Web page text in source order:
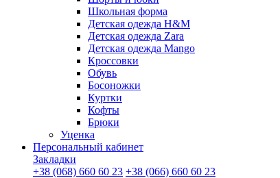
Школьная форма
Детская одежда H&M
Детская одежда Zara
Детская одежда Mango
Кроссовки
Обувь
Босоножки
Куртки
Кофты
Брюки
Уценка
Персональный кабинет
Закладки
+38 (068) 660 60 23 +38 (066) 660 60 23